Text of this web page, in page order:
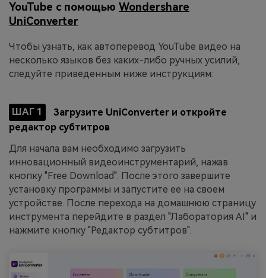
YouTube с помощью Wondershare
UniConverter
Чтобы узнать, как автоперевод YouTube видео на
несколько языков без каких-либо ручных усилий,
следуйте приведенным ниже инструкциям:
ШАГ 1
Загрузите UniConverter и откройте
редактор субтитров
Для начала вам необходимо загрузить
инновационный видеоинструментарий, нажав
кнопку "Free Download". После этого завершите
установку программы и запустите ее на своем
устройстве. После перехода на домашнюю страницу
инструмента перейдите в раздел "Лаборатория AI" и
нажмите кнопку "Редактор субтитров".